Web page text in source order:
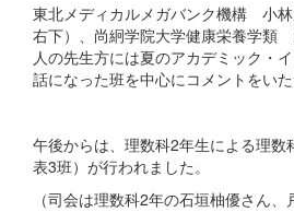
東北メディカルメガバンク機構 小
右下）、尚絅学院大学健康栄養学類
人の先生方には夏のアカデミック・
話になった班を中心にコメントをいた
午後からは、理数科2年生による理数
表3班）が行われました。
（司会は理数科2年の石垣柚優さん、